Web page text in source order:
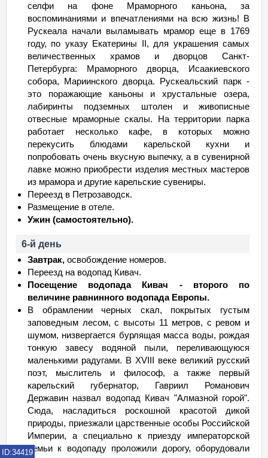
селфи на фоне Мраморного каньона, за
воспоминаниями и впечатлениями на всю жизнь! В
Рускеала начали выламывать мрамор еще в 1769
году, по указу Екатерины II, для украшения самых
величественных храмов и дворцов Санкт-
Петербурга: Мраморного дворца, Исаакиевского
собора, Мариинского дворца. Рускеальский парк -
это поражающие каньоны и хрустальные озера,
лабиринты подземных штолен и живописные
отвесные мраморные скалы. На территории парка
работает несколько кафе, в которых можно
перекусить блюдами карельской кухни и
попробовать очень вкусную выпечку, а в сувенирной
лавке можно приобрести изделия местных мастеров
из мрамора и другие карельские сувениры.
Переезд в Петрозаводск.
Размещение в отеле.
Ужин (самостоятельно).
6-й день
Завтрак, освобождение номеров.
Переезд на водопад Кивач.
Посещение водопада Кивач - второго по
величине равнинного водопада Европы.
В обрамлении черных скал, покрытых густым
заповедным лесом, с высоты 11 метров, с ревом и
шумом, низвергается бурлящая масса воды, рождая
тонкую завесу водяной пыли, переливающуюся
маленькими радугами. В XVIII веке великий русский
поэт, мыслитель и философ, а также первый
карельский губернатор, Гавриил Романович
Державин назвал водопад Кивач "Алмазной горой".
Сюда, насладиться роскошной красотой дикой
природы, приезжали царственные особы Российской
Империи, а специально к приезду императорской
семьи к водопаду проложили дорогу, оборудовали
ID:34419